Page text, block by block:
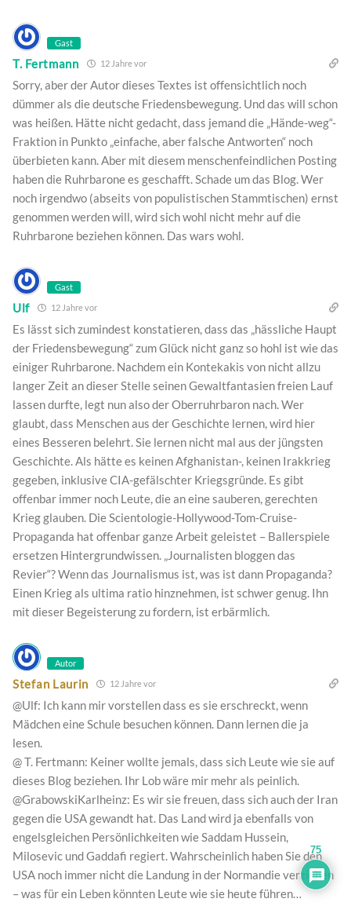
Gast
T. Fertmann 12 Jahre vor
Sorry, aber der Autor dieses Textes ist offensichtlich noch
dümmer als die deutsche Friedensbewegung. Und das will schon
was heißen. Hätte nicht gedacht, dass jemand die „Hände-weg“-
Fraktion in Punkto „einfache, aber falsche Antworten“ noch
überbieten kann. Aber mit diesem menschenfeindlichen Posting
haben die Ruhrbarone es geschafft. Schade um das Blog. Wer
noch irgendwo (abseits von populistischen Stammtischen) ernst
genommen werden will, wird sich wohl nicht mehr auf die
Ruhrbarone beziehen können. Das wars wohl.
Gast
Ulf 12 Jahre vor
Es lässt sich zumindest konstatieren, dass das „hässliche Haupt
der Friedensbewegung“ zum Glück nicht ganz so hohl ist wie das
einiger Ruhrbarone. Nachdem ein Kontekakis von nicht allzu
langer Zeit an dieser Stelle seinen Gewaltfantasien freien Lauf
lassen durfte, legt nun also der Oberruhrbaron nach. Wer
glaubt, dass Menschen aus der Geschichte lernen, wird hier
eines Besseren belehrt. Sie lernen nicht mal aus der jüngsten
Geschichte. Als hätte es keinen Afghanistan-, keinen Irakkrieg
gegeben, inklusive CIA-gefälschter Kriegsgründe. Es gibt
offenbar immer noch Leute, die an eine sauberen, gerechten
Krieg glauben. Die Scientologie-Hollywood-Tom-Cruise-
Propaganda hat offenbar ganze Arbeit geleistet – Ballerspiele
ersetzen Hintergrundwissen. „Journalisten bloggen das
Revier“? Wenn das Journalismus ist, was ist dann Propaganda?
Einen Krieg als ultima ratio hinznehmen, ist schwer genug. Ihn
mit dieser Begeisterung zu fordern, ist erbärmlich.
Autor
Stefan Laurin 12 Jahre vor
@Ulf: Ich kann mir vorstellen dass es sie erschreckt, wenn
Mädchen eine Schule besuchen können. Dann lernen die ja
lesen.
@ T. Fertmann: Keiner wollte jemals, dass sich Leute wie sie auf
dieses Blog beziehen. Ihr Lob wäre mir mehr als peinlich.
@GrabowskiKarlheinz: Es wir sie freuen, dass sich auch der Iran
gegen die USA gewandt hat. Das Land wird ja ebenfalls von
engelsgleichen Persönlichkeiten wie Saddam Hussein,
Milosevic und Gaddafi regiert. Wahrscheinlich haben Sie den
USA noch immer nicht die Landung in der Normandie verziehen
– was für ein Leben könnten Leute wie sie heute führen…
75